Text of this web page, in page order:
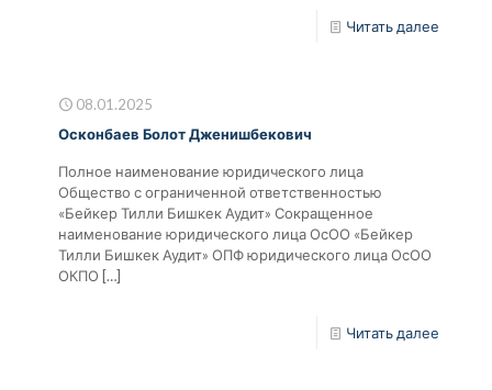
Читать далее
08.01.2025
Осконбаев Болот Дженишбекович
Полное наименование юридического лица
Общество с ограниченной ответственностью
«Бейкер Тилли Бишкек Аудит» Сокращенное
наименование юридического лица ОсОО «Бейкер
Тилли Бишкек Аудит» ОПФ юридического лица ОсОО
ОКПО […]
Читать далее